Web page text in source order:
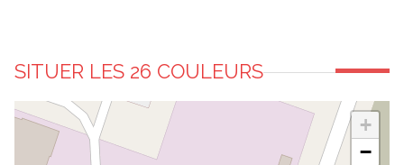
SITUER LES 26 COULEURS
+
−